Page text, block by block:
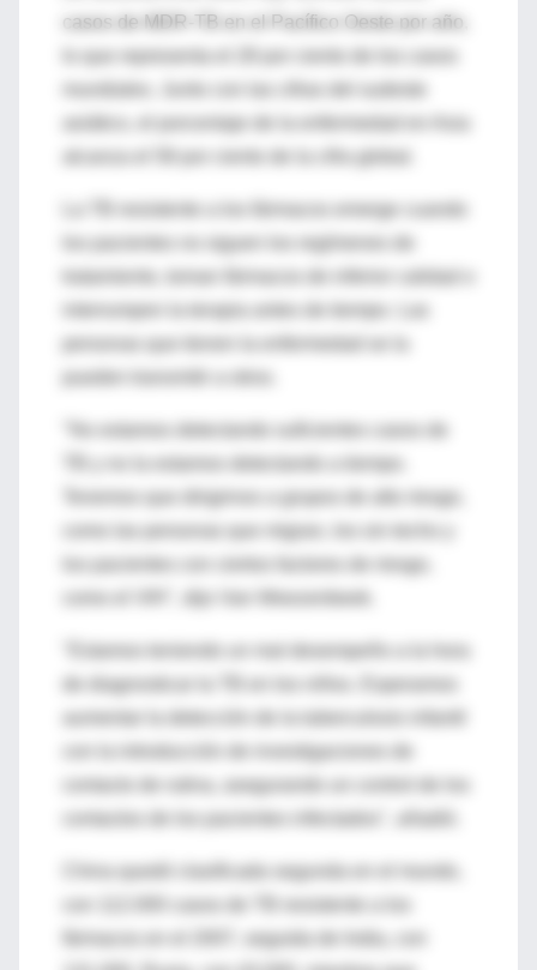
casos de MDR-TB en el Pacífico Oeste por año,
asiático, el porcentaje de la enfermedad en Asia
La TB resistente a los fármacos emerge cuando
los pacientes no siguen los regímenes de
interrumpen la terapia antes de tiempo. Las
TB y no la estamos detectando a tiempo.
Tenemos que dirigirnos a grupos de alto riesgo,
como las personas que migran, los sin techo y
los pacientes con ciertos factores de riesgo,
de diagnosticar la TB en los niños. Esperamos
con la introducción de investigaciones de
contacto de rutina, asegurando un control de los
China quedó clasificada segunda en el mundo,
fármacos en el 2007, seguida de India, con